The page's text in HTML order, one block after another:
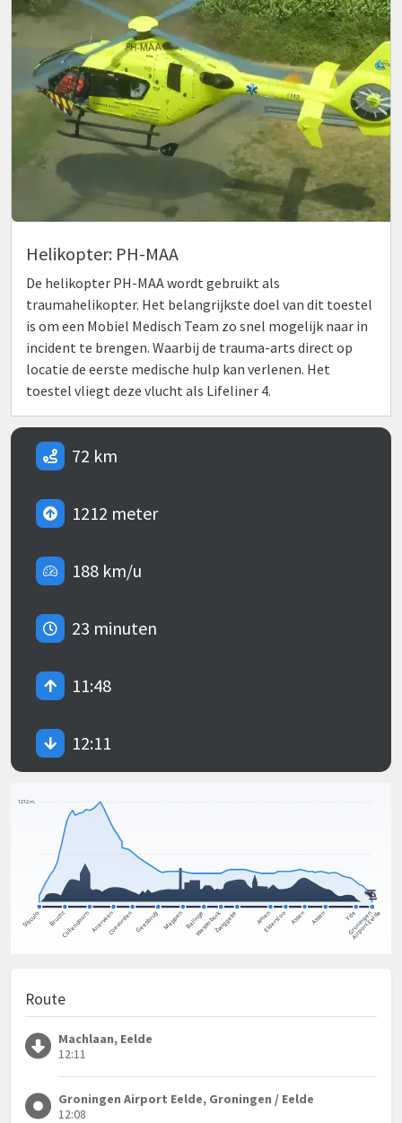
Helikopter: PH-MAA
De helikopter PH-MAA wordt gebruikt als
traumahelikopter. Het belangrijkste doel van dit toestel
is om een Mobiel Medisch Team zo snel mogelijk naar in
incident te brengen. Waarbij de trauma-arts direct op
locatie de eerste medische hulp kan verlenen. Het
toestel vliegt deze vlucht als Lifeliner 4.
72 km
1212 meter
188 km/u
23 minuten
11:48
12:11
Route
Machlaan, Eelde
12:11
Groningen Airport Eelde, Groningen / Eelde
12:08